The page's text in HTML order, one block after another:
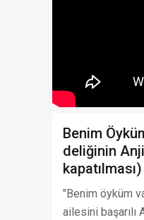
Benim
deliğinin
kapatılması)
"Benim öyküm
ailesini başarılı